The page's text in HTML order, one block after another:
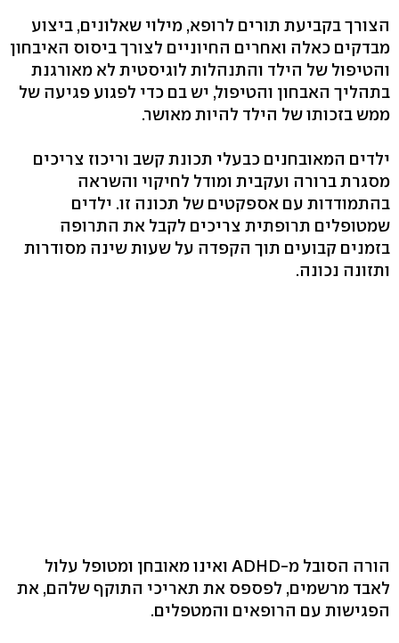
הצורך בקביעת תורים לרופא, מילוי שאלונים, ביצוע
מבדקים כאלה ואחרים החיוניים לצורך ביסוס האיבחון
והטיפול של הילד והתנהלות לוגיסטית לא מאורגנת
בתהליך האבחון והטיפול, יש בם כדי לפגוע פגיעה של
ממש בזכותו של הילד להיות מאושר.
ילדים המאובחנים כבעלי תכונת קשב וריכוז צריכים
מסגרת ברורה ועקבית ומודל לחיקוי והשראה
בהתמודדות עם אספקטים של תכונה זו. ילדים
שמטופלים תרופתית צריכים לקבל את התרופה
בזמנים קבועים תוך הקפדה על שעות שינה מסודרות
ותזונה נכונה.
הורה הסובל מ-ADHD ואינו מאובחן ומטופל עלול
לאבד מרשמים, לפספס את תאריכי התוקף שלהם, את
הפגישות עם הרופאים והמטפלים.